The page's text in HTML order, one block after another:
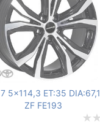
5x114,3 ET:35 DIA:67,1
ZF FE193